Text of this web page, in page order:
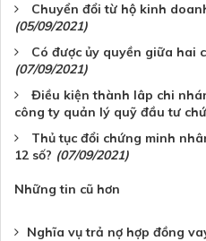
Chuyển đổi từ hộ kinh
(05/09/2021)
Có được ủy quyền giữa hai
(07/09/2021)
Điều kiện thành lâp chi
công ty quản lý quỹ đầu tư
Thủ tục đổi chứng minh
12 số? (07/09/2021)
Những tin cũ hơn
Nghĩa vụ trả nợ hợp đồng